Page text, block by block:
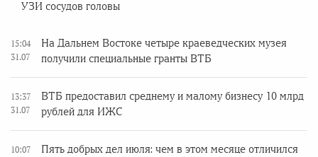
УЗИ сосудов головы
15:04
31.07
На Дальнем Востоке четыре краеведческих музея
получили специальные гранты ВТБ
13:37
31.07
ВТБ предоставил среднему и малому бизнесу 10 млрд
рублей для ИЖС
10:07
Пять добрых дел июля: чем в этом месяце отличился